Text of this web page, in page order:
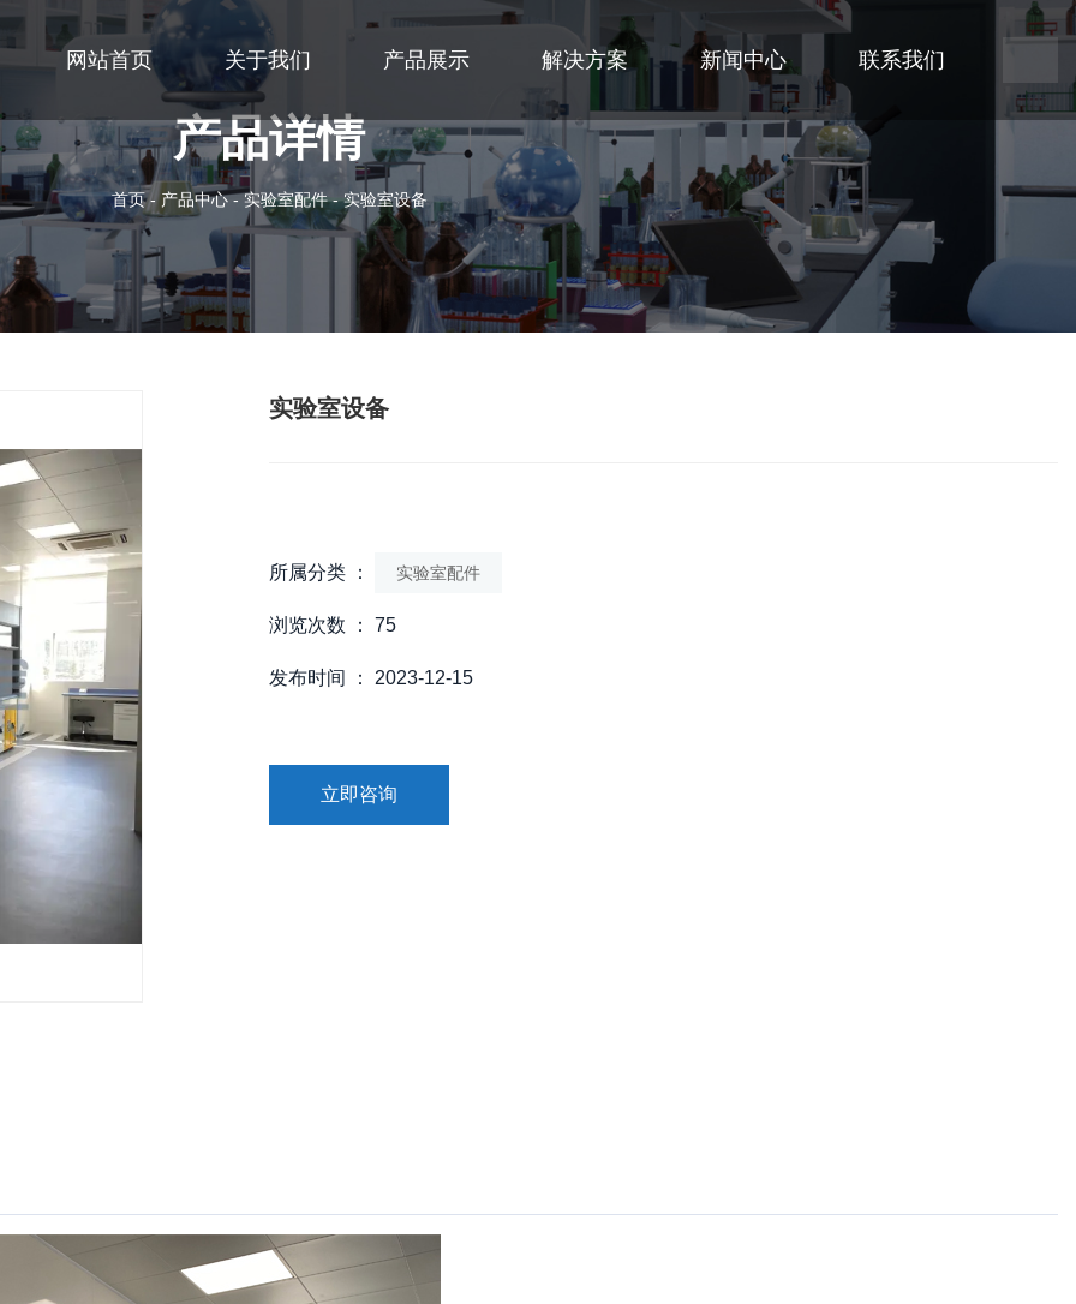
网站首页 关于我们 产品展示 解决方案 新闻中心 联系我们
产品详情
首页-产品中心 -实验室配件 -实验室设备
实验室设备
所属分类 ： 实验室配件
浏览次数 ： 75
发布时间 ： 2023-12-15
立即咨询